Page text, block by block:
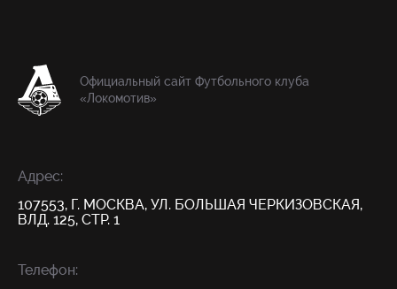
Официальный сайт Футбольного клуба
«Локомотив»
Адрес:
107553, Г. МОСКВА, УЛ. БОЛЬШАЯ ЧЕРКИЗОВСКАЯ,
ВЛД. 125, СТР. 1
Телефон: